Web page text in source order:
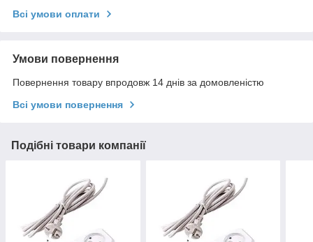
Всі умови оплати
Умови повернення
Повернення товару впродовж 14 днів за домовленістю
Всі умови повернення
Подібні товари компанії